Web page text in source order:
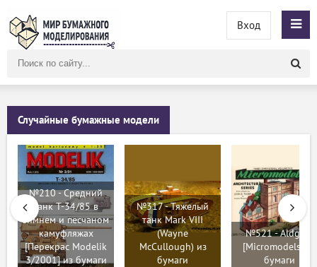
сайту
Вход
Случайные бумажные модели
№210 - Средний
танк Т-34/85 в
зимнем и песчаном
камуфляжах
[Перекрас Modelik
3/2001] из бумаги
№317 - Тяжелый
танк Mark VIII
(Wayne
McCullough) из
бумаги
№521 - Aldgate
[Micromodels] из
бумаги